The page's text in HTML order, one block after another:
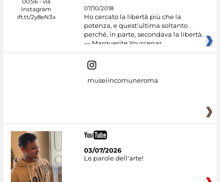
07/10/2018
Ho cercato la libertà più che la
potenza, e quest'ultima soltanto
perché, in parte, secondava la libertà.
— Marguerite Yourcenar
museiincomuneroma
03/07/2026
Le parole dell'arte!